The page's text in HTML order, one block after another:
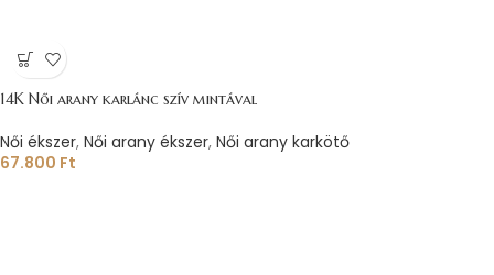
14K Női arany karlánc szív mintával
Női ékszer, Női arany ékszer, Női arany karkötő
67.800 Ft